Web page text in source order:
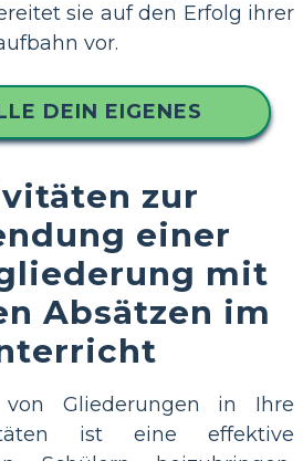
sie auf den Erfolg ihrer
vor.
DEIN EIGENES
zur
einer
mit
Absätzen im
Gliederungen in Ihre
ist eine effektive